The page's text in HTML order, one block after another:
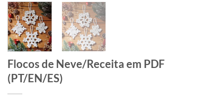
Flocos de Neve/Receita em PDF
(PT/EN/ES)